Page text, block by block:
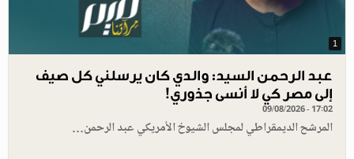
1
عبد الرحمن السيد: والدي كان يرسلني كل صيف
إلى مصر كي لا أنسى جذوري!
09/08/2026 - 17:02
المرشح الديمقراطي لمجلس الشيوخ الأمريكي عبد الرحمن…